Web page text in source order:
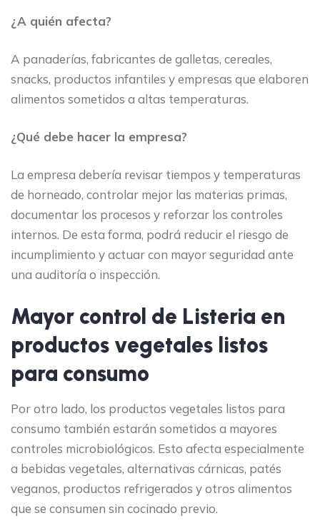
¿A quién afecta?
A panaderías, fabricantes de galletas, cereales,
snacks, productos infantiles y empresas que elaboren
alimentos sometidos a altas temperaturas.
¿Qué debe hacer la empresa?
La empresa debería revisar tiempos y temperaturas
de horneado, controlar mejor las materias primas,
documentar los procesos y reforzar los controles
internos. De esta forma, podrá reducir el riesgo de
incumplimiento y actuar con mayor seguridad ante
una auditoría o inspección.
Mayor control de Listeria en
productos vegetales listos
para consumo
Por otro lado, los productos vegetales listos para
consumo también estarán sometidos a mayores
controles microbiológicos. Esto afecta especialmente
a bebidas vegetales, alternativas cárnicas, patés
veganos, productos refrigerados y otros alimentos
que se consumen sin cocinado previo.